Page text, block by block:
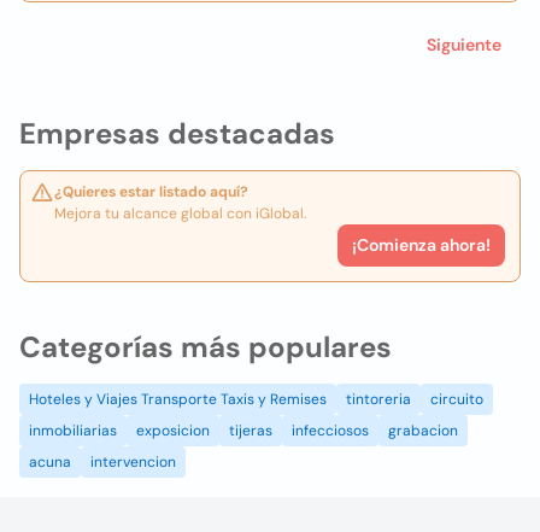
Empresas destacadas
¿Quieres estar listado aquí?
Mejora tu alcance global con iGlobal.
¡Comienza ahora!
Siguiente
Categorías más populares
Hoteles y Viajes Transporte Taxis y Remises tintoreria
circuito
inmobiliarias
exposicion tijeras infecciosos
grabacion
acuna
intervencion